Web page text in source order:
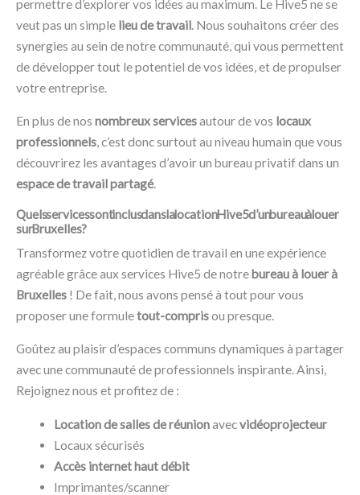
permettre d’explorer vos idées au maximum. Le Hive5 ne se
veut pas un simple lieu de travail . Nous souhaitons créer des
synergies au sein de notre communauté, qui vous permettent
de développer tout le potentiel de vos idées, et de propulser
votre entreprise.
En plus de nos nombreux servicesautour de vos locaux
professionnels, c’est donc surtout au niveau humain que vous
découvrirez les avantages d’avoir un bureau privatif dans un
espace de travail partagé.
Quels services sont inclus dans la location Hive5 d’un bureau à louer
sur Bruxelles ?
Transformez votre quotidien de travail en une expérience
agréable grâce aux services Hive5 de notrebureau à louer à
Bruxelles ! De fait, nous avons pensé à tout pour vous
proposer une formuletout-comprisou presque.
Goûtez au plaisir d’espaces communs dynamiques à partager
avec une communauté de professionnels inspirante. Ainsi,
Rejoignez nous et profitez de :
Location de salles de réunionavecvidéoprojecteur
Locaux sécurisés
Accès internet haut débit
Imprimantes/scanner